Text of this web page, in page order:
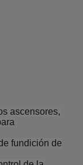
ascensores,
fundición de